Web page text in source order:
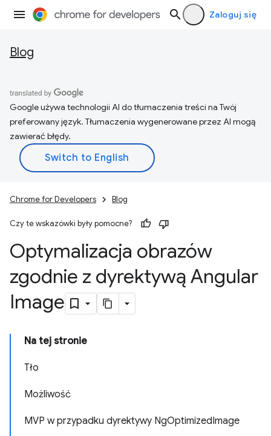
Zaloguj się
Blog
Google używa technologii AI do tłumaczenia treści na Twój
preferowany język. Tłumaczenia wygenerowane przez AI mogą
zawierać błędy.
Chrome for Developers Blog
Czy te wskazówki były pomocne?
Optymalizacja obrazów
zgodnie z dyrektywą Angular
Image
Na tej stronie
Tło
Możliwość
MVP w przypadku dyrektywy NgOptimizedImage